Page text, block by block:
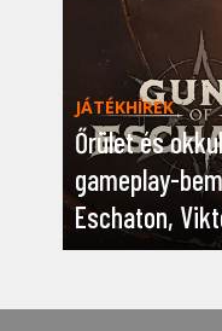
JÁTÉKHÍREK
Őrület és
gameplay-
Eschaton,